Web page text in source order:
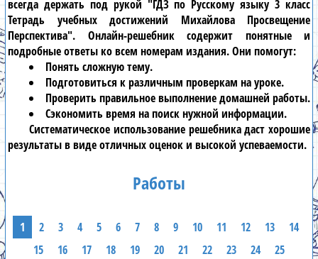
всегда держать под рукой "ГДЗ по Русскому языку 3 класс
Тетрадь учебных достижений Михайлова Просвещение
Перспектива". Онлайн-решебниксодержит понятные и
подробные ответы ко всем номерам издания. Они помогут:
Понять сложную тему.
Подготовиться к различным проверкам на уроке.
Проверить правильное выполнение домашней работы.
Сэкономить время на поиск нужной информации.
Систематическое использование решебникадаст хорошие
результаты в виде отличных оценок и высокой успеваемости.
Работы
1 2 3 4 5 6 7 8 9 10 11 12 13
14
15
16 17 18 19 20 21 22 23 24 25